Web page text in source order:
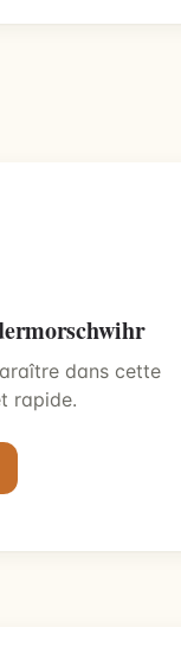
dans cette
rapide.